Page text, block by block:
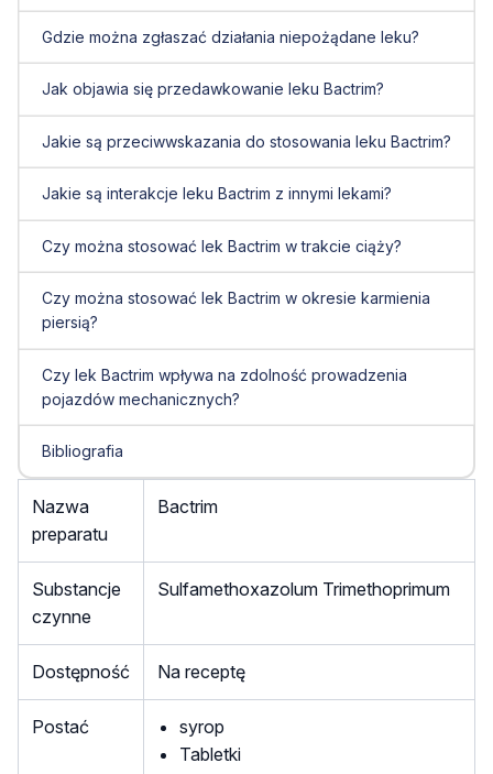
Gdzie można zgłaszać działania niepożądane leku?
Jak objawia się przedawkowanie leku Bactrim?
Jakie są przeciwwskazania do stosowania leku Bactrim?
Jakie są interakcje leku Bactrim z innymi lekami?
Czy można stosować lek Bactrim w trakcie ciąży?
Czy można stosować lek Bactrim w okresie karmienia
piersią?
Czy lek Bactrim wpływa na zdolność prowadzenia
pojazdów mechanicznych?
Bibliografia
Nazwa
preparatu
Bactrim
Substancje
czynne
Sulfamethoxazolum Trimethoprimum
Dostępność Na receptę
Postać
syrop
Tabletki